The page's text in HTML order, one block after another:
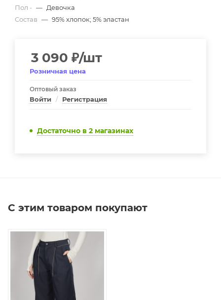
Пол - — Девочка
Состав — 95% хлопок; 5% эластан
3 090 ₽/шт
Розничная цена
Оптовый заказ
Войти / Регистрация
Достаточно в 2 магазинах
С этим товаром покупают